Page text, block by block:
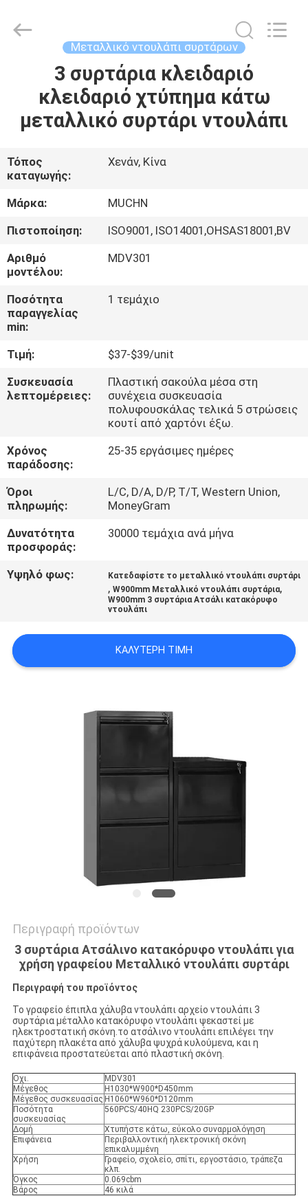
ΠΡΟΪΌΝΤΑ
ΠΕΡΊΠΟΥ
ΕΜΕΊΣ
ΓΎΡΟΣ
ΕΡΓΟΣΤΑΣΊΩΝ
ΠΟΙΟΤΙΚΌΣ
ΈΛΕΓΧΟΣ
ΜΑΣ
ΕΛΆΤΕ
ΜΕ
ΕΙΔΉΣΕΙΣ
ΖΗΤΉΣΤΕ
ΈΝΑ
ΑΠΌΣΠΑΣΜΑ
SITEMAP
Rights
Μεταλλικό ντουλάπι συρτάρων
3 συρτάρια κλειδαριό
κλειδαριό χτύπημα κάτω
μεταλλικό συρτάρι ντουλάπι
Τόπος
καταγωγής:
Χενάν, Κίνα
Μάρκα:
MUCHN
Πιστοποίηση:
ISO9001, ISO14001,OHSAS18001,BV
Αριθμό
μοντέλου:
MDV301
Ποσότητα
παραγγελίας
min:
1 τεμάχιο
Τιμή:
$37-$39/unit
Συσκευασία
λεπτομέρειες:
Πλαστική σακούλα μέσα στη
συνέχεια συσκευασία
πολυφουσκάλας τελικά 5 στρώσεις
κουτί από χαρτόνι έξω.
Χρόνος
παράδοσης:
25-35 εργάσιμες ημέρες
Όροι
πληρωμής:
L/C, D/A, D/P, T/T, Western Union,
MoneyGram
Δυνατότητα
προσφοράς:
30000 τεμάχια ανά μήνα
Υψηλό φως: Κατεδαφίστε το μεταλλικό ντουλάπι συρτάρι
,W900mm Μεταλλικό ντουλάπι συρτάρια,
W900mm 3 συρτάρια Ατσάλι κατακόρυφο
ντουλάπι
ΚΑΛΎΤΕΡΗ ΤΙΜΉ
Περιγραφή προϊόντων
3 συρτάρια Ατσάλινο κατακόρυφο ντουλάπι για
χρήση γραφείου Μεταλλικό ντουλάπι συρτάρι
Περιγραφή του προϊόντος
Το γραφείο έπιπλα χάλυβα ντουλάπι αρχείο ντουλάπι 3
συρτάρια μέταλλο κατακόρυφο ντουλάπι ψεκαστεί με
ηλεκτροστατική σκόνη.το ατσάλινο ντουλάπι επιλέγει την
παχύτερη πλακέτα από χάλυβα ψυχρά κυλούμενα, και η
επιφάνεια προστατεύεται από πλαστική σκόνη.
Οχι.
MDV301
Μέγεθος
H1030*W900*D450mm
Μέγεθος συσκευασίας H1060*W960*D120mm
Ποσότητα
συσκευασίας
560PCS/40HQ 230PCS/20GP
Δομή
Χτυπήστε κάτω, εύκολο συναρμολόγηση
Επιφάνεια
Περιβαλλοντική ηλεκτρονική σκόνη
επικαλυμμένη
Χρήση
Γραφείο, σχολείο, σπίτι, εργοστάσιο, τράπεζα
κλπ.
Όγκος
0.069cbm
Βάρος
46 κιλά